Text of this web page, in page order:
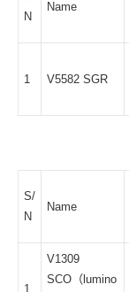
N
Name
1 V5582 SGR
S/
N
Name
1
V1309
SCO（lumino